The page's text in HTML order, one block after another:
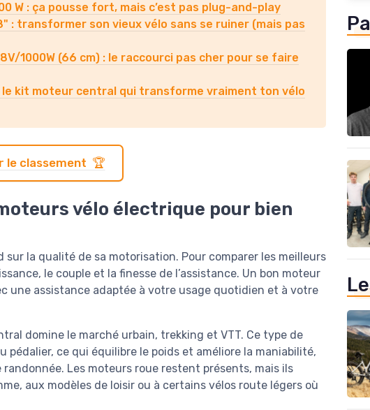
W : ça pousse fort, mais c’est pas plug-and-play
: transformer son vieux vélo sans se ruiner (mais pas
1000W (66 cm) : le raccourci pas cher pour se faire
le kit moteur central qui transforme vraiment ton vélo
le classement 🏆
vélo électrique pour bien
sur la qualité de sa motorisation. Pour comparer les meilleurs
le couple et la finesse de l’assistance. Un bon moteur
une assistance adaptée à votre usage quotidien et à votre
domine le marché urbain, trekking et VTT. Ce type de
ce qui équilibre le poids et améliore la maniabilité,
Les moteurs roue restent présents, mais ils
aux modèles de loisir ou à certains vélos route légers où